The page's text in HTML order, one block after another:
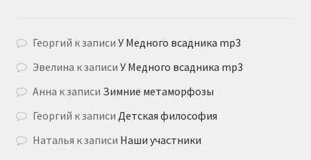
Георгий к записиУ Медного всадника mp3
Эвелина к записиУ Медного всадника mp3
Анна к записи Зимние метаморфозы
Георгий к записи Детская философия
Наталья к записи Наши участники